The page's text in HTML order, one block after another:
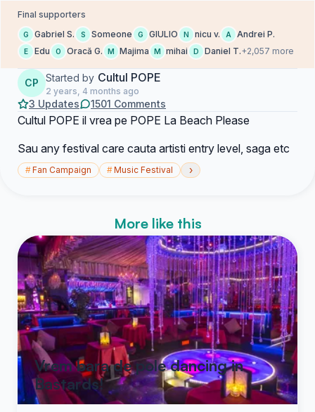
Final supporters
G Gabriel S. S Someone G GIULIO N nicu v. A Andrei P.
E Edu O Oracă G. M Majima M mihai D Daniel T.+2,057 more
CP Started by Cultul POPE
2 years, 4 months ago
3 Updates 1501 Comments
Cultul POPE il vrea pe POPE La Beach Please
Sau any festival care cauta artisti entry level, saga etc
#Fan Campaign #Music Festival ›
More like this
Vrem bara de pole dancing in
Bastards!